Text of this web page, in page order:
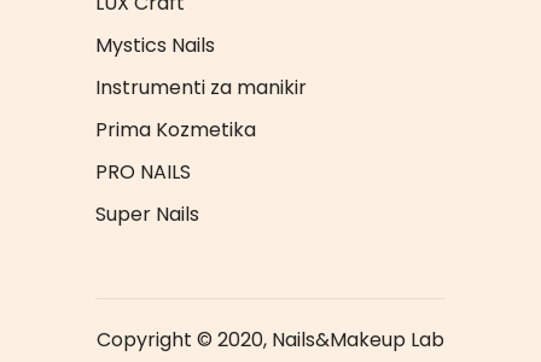
Mystics Nails
Instrumenti za manikir
Prima Kozmetika
PRO NAILS
Super Nails
Copyright © 2020, Nails&Makeup Lab